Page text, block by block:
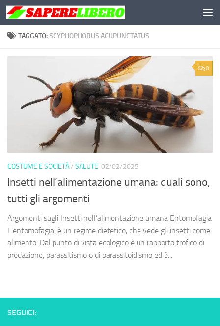
Salta al contenuto
TAGGATO:SCYPHOPHORUS ACUPUNCTATUS
0
COSTUME E SOCIETÀ/ SALUTE 02/02/2025
Insetti nell’alimentazione umana: quali sono,
tutti gli argomenti
Argomenti sugli Insetti nell’alimentazione umana Entomofagia
L’entomofagia, è un regime dietetico, che vede gli insetti come
alimento. Dal punto di vista ecologico è un rapporto trofico di
predazione, parassitismo o di parassitoidismo ed è...
SEGUICI: